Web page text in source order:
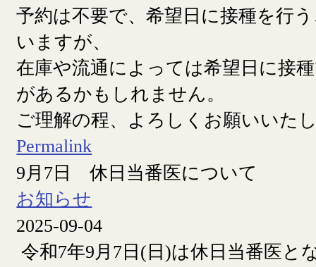
予約は不要で、希望日に接種を行
いますが、
在庫や流通によっては希望日に接
があるかもしれません。
ご理解の程、よろしくお願いいた
Permalink
9月7日 休日当番医について
お知らせ
2025-09-04
令和7年9月7日(日)は休日当番医と